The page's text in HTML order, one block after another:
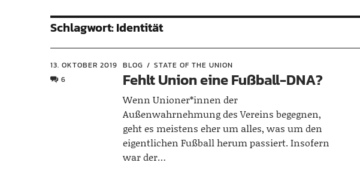
Schlagwort:Identität
13. OKTOBER 2019
6
BLOG STATE OF THE UNION
Fehlt Union eine Fußball-DNA?
Wenn Unioner*innen der
Außenwahrnehmung des Vereins begegnen,
geht es meistens eher um alles, was um den
eigentlichen Fußball herum passiert. Insofern
war der…